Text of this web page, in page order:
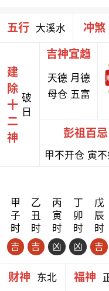
五行 大溪水 冲煞
建
除
十
二
神
破
日
吉神宜趋
天德 月德
母仓 五富
彭祖百忌
甲不开仓 寅
甲
子
时
吉
乙
丑
时
吉
丙
寅
时
凶
丁
卯
时
凶
戊
辰
时
吉
财神 东北 福神